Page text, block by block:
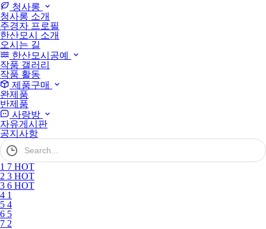
light청사롱
청사롱 소개
주경자 프로필
한산모시 소개
오시는 길
한산모시공예
작품 갤러리
작품 활동
제품구매
완제품
반제품
사랑방
자유게시판
공지사항
검
색
어
필
수
1 7 HOT
2 3 HOT
3 6 HOT
4 1
5 4
6 5
7 2